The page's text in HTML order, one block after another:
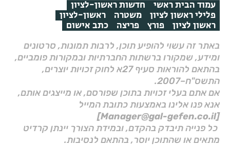
עמוד הבית ראשי חדשות ראשון-לציון
פלילי ראשון לציון משטרה ראשון-לציון
ראשון לציון פורץ פריצה כתב אישום
באתר זה עשוי להופיע תוכן, לרבות תמונות, סרטונים
ומידע, שמקורו ברשתות החברתיות ובמקורות פומביים,
בהתאם להוראות סעיף 27א לחוק זכויות יוצרים,
התשס"ח–2007.
אם אתם בעלי זכויות בתוכן שפורסם, או מייצגים אותם,
אנא פנו אלינו באמצעות כתובת המייל
[Manager@gal-gefen.co.il]
כל פנייה תיבדק בהקדם, ובמידת הצורך יינתן קרדיט
מתאים או שהתוכן יוסר, בהתאם לנסיבות.